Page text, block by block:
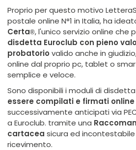
Proprio per questo motivo
postale online N°1 in Italia, ha
Certa®, l'unico servizio online che
disdetta Euroclub con pieno
probatorio valido anche in
online dal proprio pc, tablet o
semplice e veloce.
Sono disponibili i moduli di disdetta
essere compilati e firmati
successivamente anticipati via
a Euroclub. tramite una
cartacea sicura ed
ricevimento.